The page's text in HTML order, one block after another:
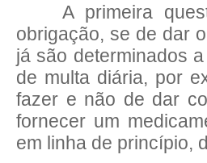
A primeira
obrigação, se de dar
já são determinados
de multa diária, por
fazer e não de dar
fornecer um
em linha de princípio,